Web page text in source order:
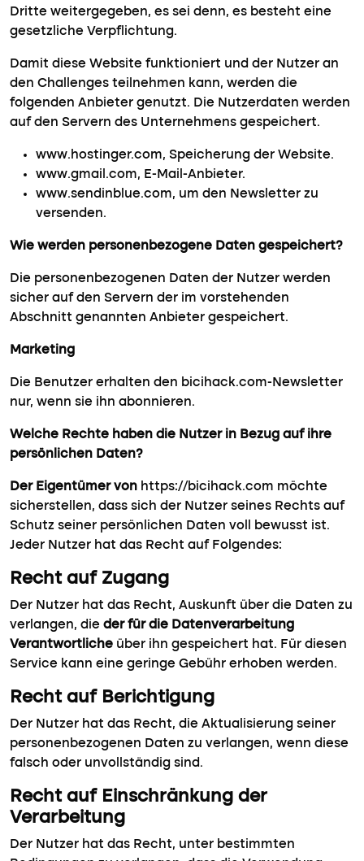
Dritte weitergegeben, es sei denn, es besteht eine
gesetzliche Verpflichtung.
Damit diese Website funktioniert und der Nutzer an
den Challenges teilnehmen kann, werden die
folgenden Anbieter genutzt. Die Nutzerdaten werden
auf den Servern des Unternehmens gespeichert.
www.hostinger.com, Speicherung der Website.
www.gmail.com, E-Mail-Anbieter.
www.sendinblue.com, um den Newsletter zu
versenden.
Wie werden personenbezogene Daten gespeichert?
Die personenbezogenen Daten der Nutzer werden
sicher auf den Servern der im vorstehenden
Abschnitt genannten Anbieter gespeichert.
Marketing
Die Benutzer erhalten den bicihack.com-Newsletter
nur, wenn sie ihn abonnieren.
Welche Rechte haben die Nutzer in Bezug auf ihre
persönlichen Daten?
Der Eigentümer von https://bicihack.com möchte
sicherstellen, dass sich der Nutzer seines Rechts auf
Schutz seiner persönlichen Daten voll bewusst ist.
Jeder Nutzer hat das Recht auf Folgendes:
Recht auf Zugang
Der Nutzer hat das Recht, Auskunft über die Daten zu
verlangen, die der für die Datenverarbeitung
Verantwortliche über ihn gespeichert hat. Für diesen
Service kann eine geringe Gebühr erhoben werden.
Recht auf Berichtigung
Der Nutzer hat das Recht, die Aktualisierung seiner
personenbezogenen Daten zu verlangen, wenn diese
falsch oder unvollständig sind.
Recht auf Einschränkung der
Verarbeitung
Der Nutzer hat das Recht, unter bestimmten